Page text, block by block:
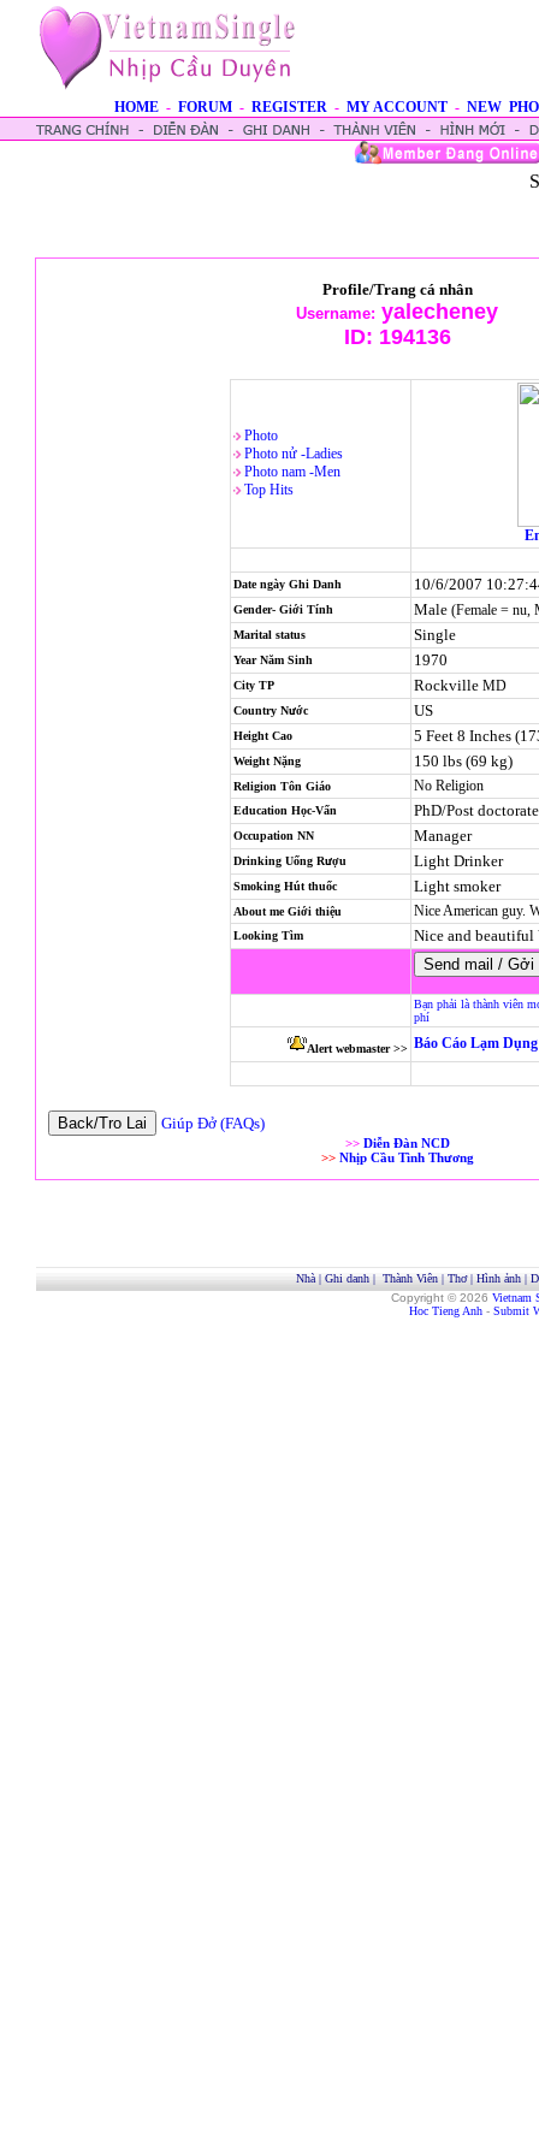
HOME - FORUM - REGISTER - MY ACCOUNT - NEW
Profile/Trang cá nhân
Username: yalecheney
ID: 194136
Photo
Photo nử -Ladies
Photo nam -Men
Top Hits
Date ngày Ghi Danh 10/6/2007
Gender- Giới Tính Male (Female = nu,
Marital status Single
Year Năm Sinh 1970
City TP Rockville MD
Country Nước US
Height Cao 5 Feet 8 Inches
Weight Nặng 150 lbs (69 kg)
Religion Tôn Giáo No Religion
Education Học-Vấn PhD/Post doctorate
Occupation NN Manager
Drinking Uống Rượu Light Drinker
Smoking Hút thuốc Light smoker
About me Giới thiệu Nice American guy.
Looking Tìm Nice and beautiful
Bạn phải là thành viên
phí
Alert webmaster >> Báo Cáo Lạm
Giúp Đở (FAQs)
>> Diễn Đàn NCD
>> Nhịp Cầu Tình Thương
Nhà| Ghi danh| Thành Viên| Thơ| Hình ảnh|
Copyright © 2026 Vietnam
Hoc Tieng Anh - Submit